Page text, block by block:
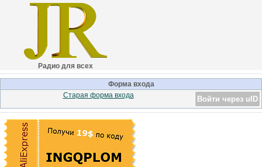
Радио для всех
Форма входа
Войти через uID
Старая форма входа